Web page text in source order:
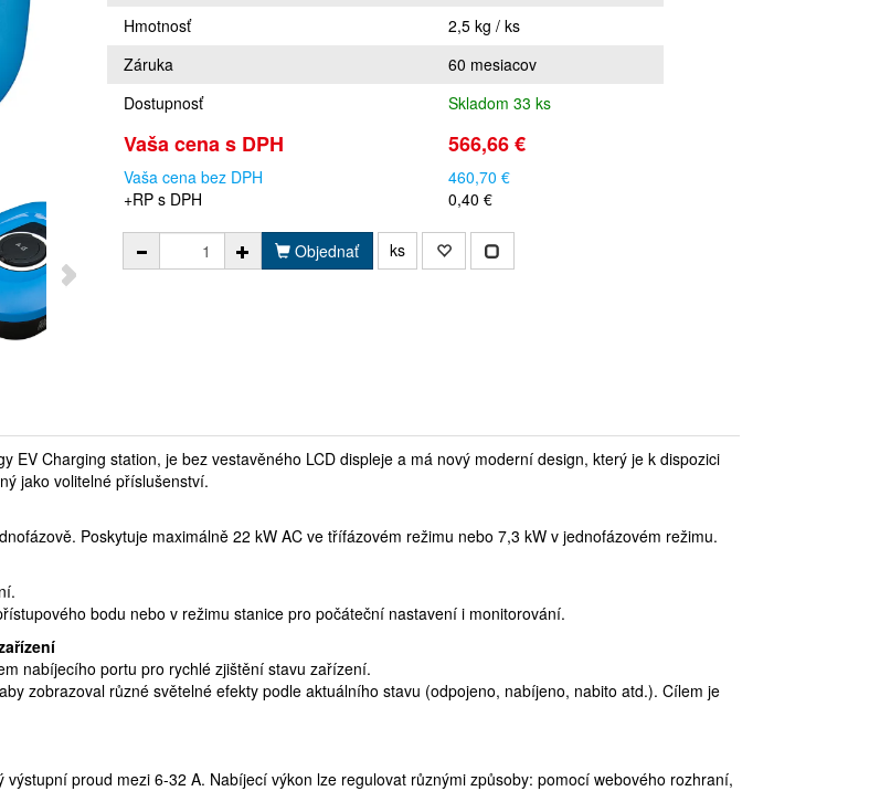
Hmotnosť
2,5 kg / ks
Záruka
60 mesiacov
Dostupnosť
Skladom 33 ks
Vaša cena s DPH 566,66 €
Vaša cena bez DPH
460,70 €
+RP s DPH
0,40 €
Objednať ks
EV Charging station, je bez vestavěného LCD displeje a má nový moderní design, který je k dispozici
jako volitelné příslušenství.
Poskytuje maximálně 22 kW AC ve třífázovém režimu nebo 7,3 kW v jednofázovém režimu.
bodu nebo v režimu stanice pro počáteční nastavení i monitorování.
nabíjecího portu pro rychlé zjištění stavu zařízení.
zobrazoval různé světelné efekty podle aktuálního stavu (odpojeno, nabíjeno, nabito atd.). Cílem je
proud mezi 6-32 A. Nabíjecí výkon lze regulovat různými způsoby: pomocí webového rozhraní,